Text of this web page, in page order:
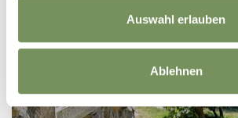
Auswahl erlauben
Ablehnen